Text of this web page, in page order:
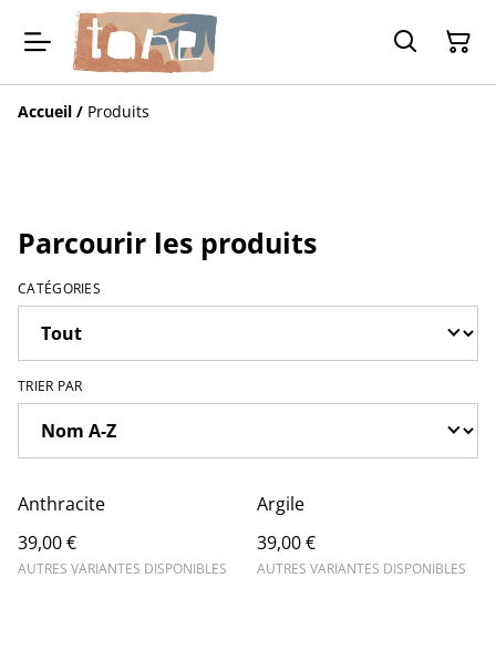
Accueil / Produits
Parcourir les produits
CATÉGORIES
TRIER PAR
Anthracite
39,00 €
AUTRES VARIANTES DISPONIBLES
Argile
39,00 €
AUTRES VARIANTES DISPONIBLES